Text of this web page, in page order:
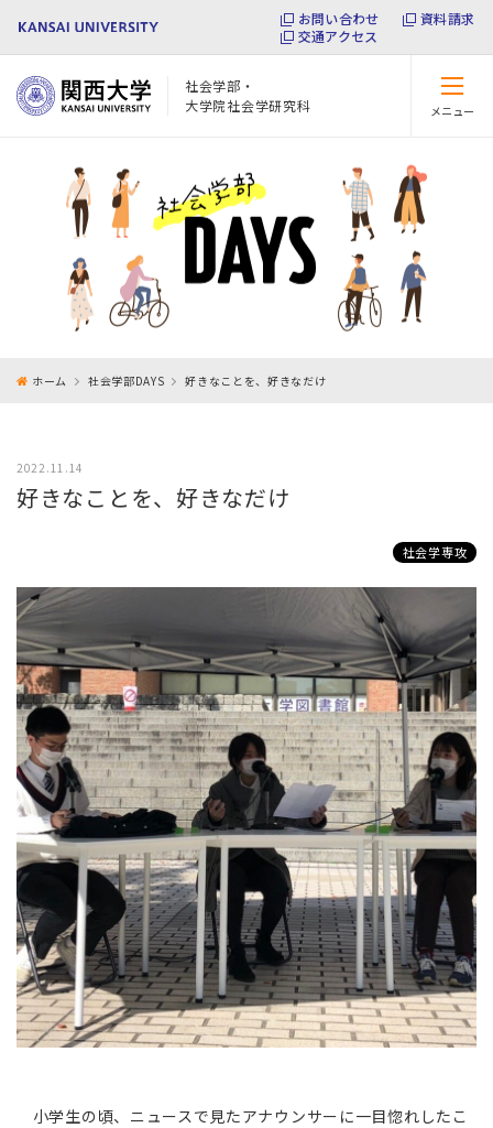
お問い合わせ
資料請求
交通アクセス
社会学部・
大学院社会学研究科
メニュー
ホーム 社会学部DAYS 好きなことを、好きなだけ
2022.11.14
好きなことを、好きなだけ
社会学専攻
小学生の頃、ニュースで見たアナウンサーに一目惚れしたこ